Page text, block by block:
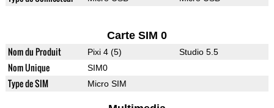
Carte SIM 0
Nom du Produit Pixi 4 (5) Studio 5.5
Nom Unique SIM0
Type de SIM Micro SIM